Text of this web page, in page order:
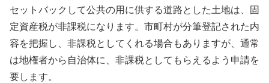
セットバックして公共の用に供する道路とした土地は、固
定資産税が非課税になります。市町村が分筆登記された内
容を把握し、非課税としてくれる場合もありますが、通常
は地権者から自治体に、非課税としてもらえるよう申請を
要します。